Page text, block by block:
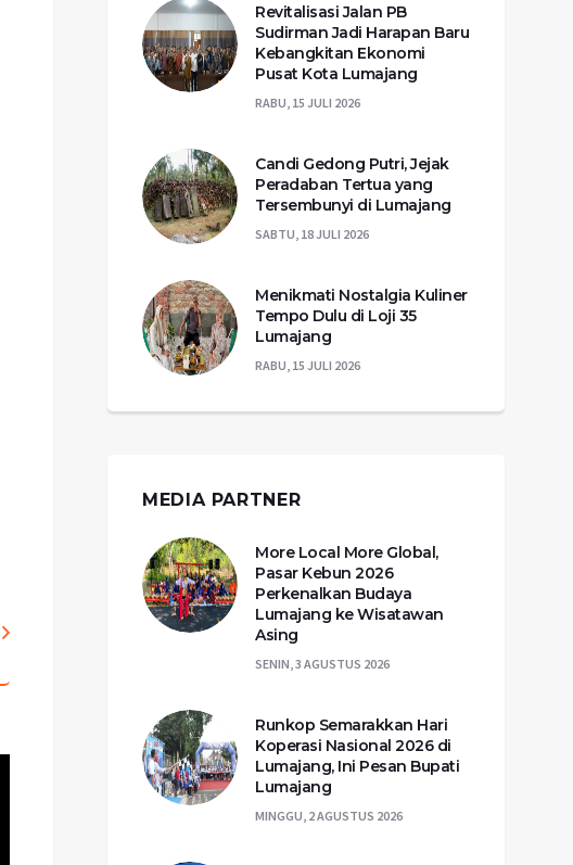
Revitalisasi Jalan PB
Sudirman Jadi Harapan Baru
Kebangkitan Ekonomi
Pusat Kota Lumajang
RABU, 15 JULI 2026
Candi Gedong Putri, Jejak
Peradaban Tertua yang
Tersembunyi di Lumajang
SABTU, 18 JULI 2026
Menikmati Nostalgia Kuliner
Tempo Dulu di Loji 35
Lumajang
RABU, 15 JULI 2026
MEDIA PARTNER
More Local More Global,
Pasar Kebun 2026
Perkenalkan Budaya
Lumajang ke Wisatawan
Asing
SENIN, 3 AGUSTUS 2026
Runkop Semarakkan Hari
Koperasi Nasional 2026 di
Lumajang, Ini Pesan Bupati
Lumajang
MINGGU, 2 AGUSTUS 2026